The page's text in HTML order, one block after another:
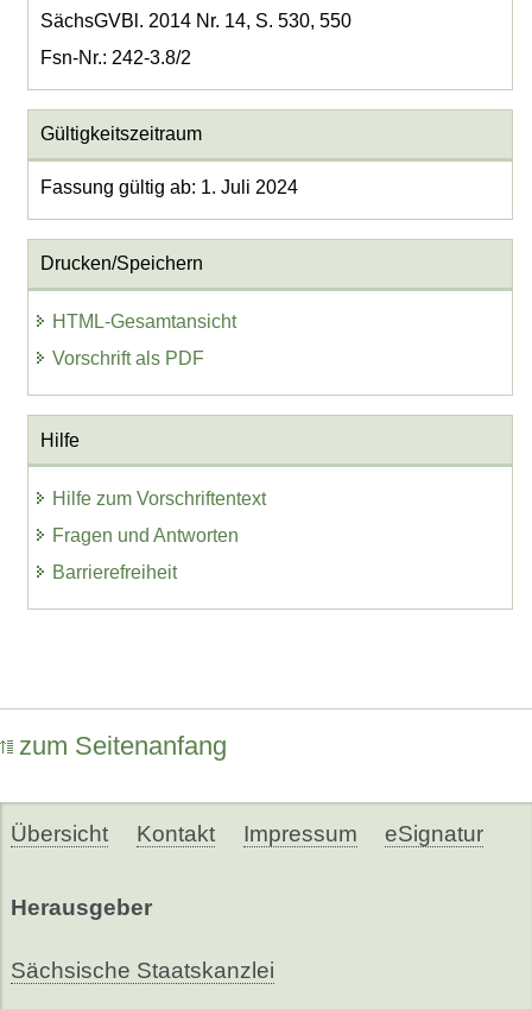
SächsGVBl. 2014 Nr. 14, S. 530, 550
Fsn-Nr.: 242-3.8/2
Gültigkeitszeitraum
Fassung gültig ab: 1. Juli 2024
Drucken/Speichern
HTML-Gesamtansicht
Vorschrift als PDF
Hilfe
Hilfe zum Vorschriftentext
Fragen und Antworten
Barrierefreiheit
zum Seitenanfang
Übersicht Kontakt Impressum eSignatur
Herausgeber
Sächsische Staatskanzlei